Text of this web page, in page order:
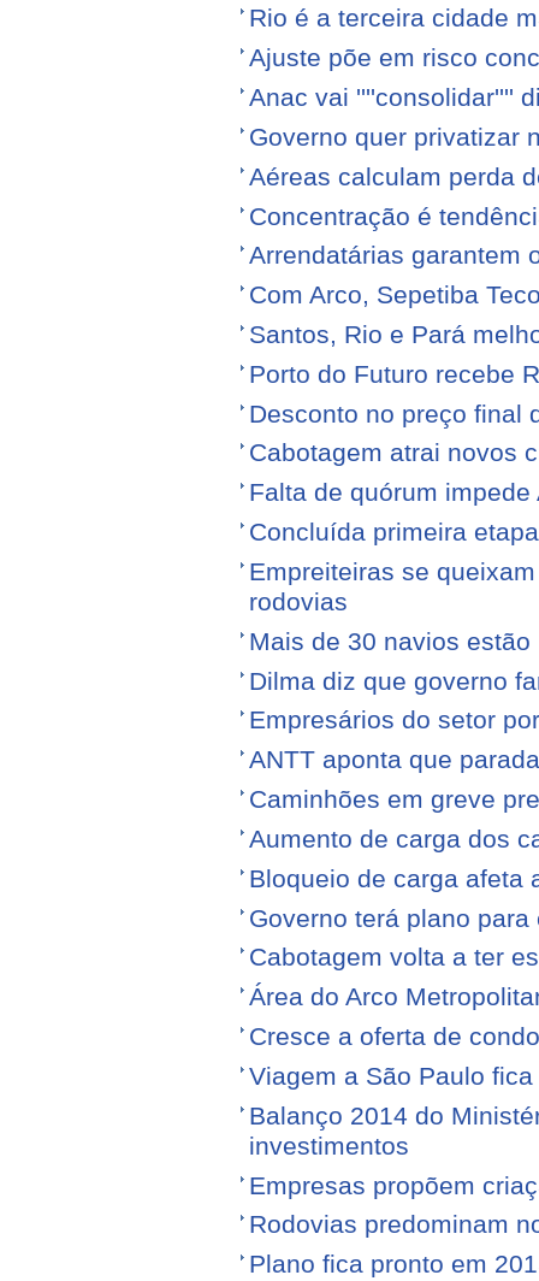
Rio é a terceira cidade
Ajuste põe em risco
Anac vai ''''consolidar''''
Governo quer privatizar
Aéreas calculam perda
Concentração é
Arrendatárias garantem
Com Arco, Sepetiba
Santos, Rio e Pará
Porto do Futuro recebe
Desconto no preço final
Cabotagem atrai novos
Falta de quórum
Concluída primeira
Empreiteiras se
rodovias
Mais de 30 navios
Dilma diz que governo
Empresários do setor
ANTT aponta que
Caminhões em greve
Aumento de carga dos
Bloqueio de carga afeta
Governo terá plano
Cabotagem volta a ter
Área do Arco
Cresce a oferta de
Viagem a São Paulo
Balanço 2014 do
investimentos
Empresas propõem
Rodovias predominam
Plano fica pronto em